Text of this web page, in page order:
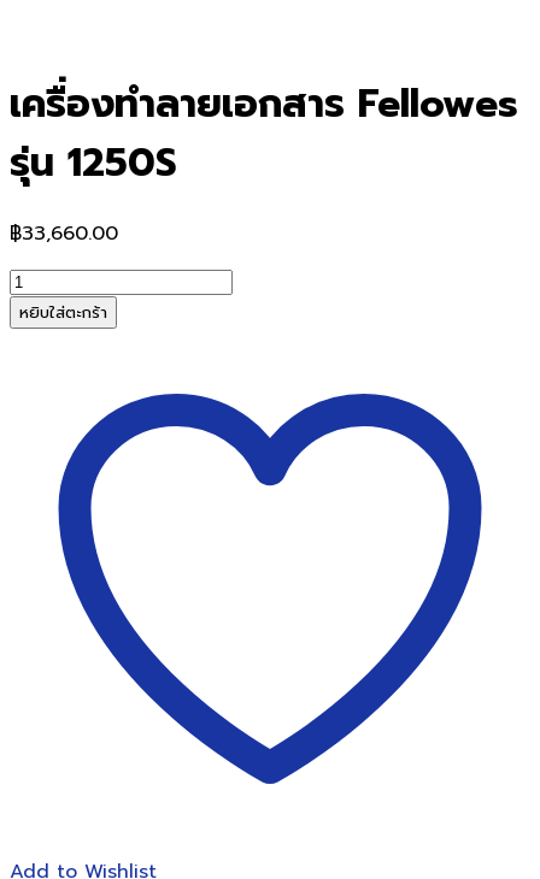
เครื่องทำลายเอกสาร Fellowes
รุ่น 1250S
฿33,660.00
จำนวน
เครื่อง
ทำลาย
หยิบใส่ตะกร้า
Add to Wishlist